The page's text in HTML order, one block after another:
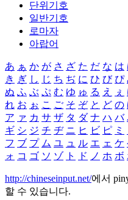
단위기호
일반기호
로마자
아랍어
あ ぁ か が さ ざ た だ な は
き ぎ し じ ち ぢ に ひ び ぴ
ぬ ふ ぶ ぷ む ゆ ゅ る え ぇ
れ お ぉ こ ご そ ぞ と ど の
ア ァ カ サ ザ タ ダ ナ ハ バ
ギ シ ジ チ ヂ ニ ヒ ビ ピ ミ
フ ブ プ ム ユ ュ ル エ ェ ケ
ォ コ ゴ ソ ゾ ト ド ノ ホ ボ
http://chineseinput.net/에서
할 수 있습니다.